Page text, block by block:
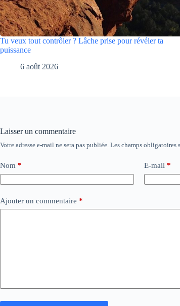
Tu veux tout contrôler ? Lâche prise pour révéler ta
puissance
6 août 2026
Laisser un commentaire
Votre adresse e-mail ne sera pas publiée. Les champs obligatoires
Nom * E-mail *
Ajouter un commentaire *